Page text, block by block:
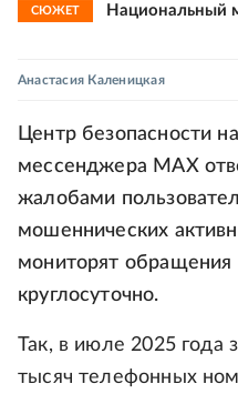
СЮЖЕТ Национальный
Анастасия Каленицкая
Центр безопасности
мессенджера МАХ
жалобами
мошеннических
мониторят обращения
круглосуточно.
Так, в июле 2025 года
тысяч телефонных